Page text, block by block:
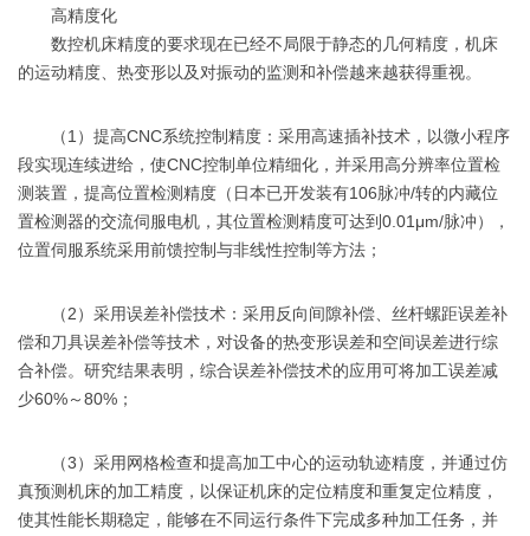
高精度化
数控机床精度的要求现在已经不局限于静态的几何精度，机床
的运动精度、热变形以及对振动的监测和补偿越来越获得重视。
（1）提高CNC系统控制精度：采用高速插补技术，以微小程序
段实现连续进给，使CNC控制单位精细化，并采用高分辨率位置检
测装置，提高位置检测精度（日本已开发装有106脉冲/转的内藏位
置检测器的交流伺服电机，其位置检测精度可达到0.01μm/脉冲），
位置伺服系统采用前馈控制与非线性控制等方法；
（2）采用误差补偿技术：采用反向间隙补偿、丝杆螺距误差补
偿和刀具误差补偿等技术，对设备的热变形误差和空间误差进行综
合补偿。研究结果表明，综合误差补偿技术的应用可将加工误差减
少60%～80%；
（3）采用网格检查和提高加工中心的运动轨迹精度，并通过仿
真预测机床的加工精度，以保证机床的定位精度和重复定位精度，
使其性能长期稳定，能够在不同运行条件下完成多种加工任务，并